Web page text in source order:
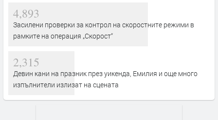
4,893
Засилени проверки за контрол на скоростните режими в
рамките на операция „Скорост“
2,315
Девин кани на празник през уикенда, Емилия и още много
изпълнители излизат на сцената